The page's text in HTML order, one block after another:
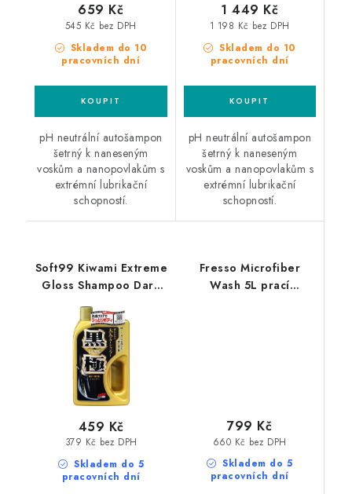
Skladem do 10
pracovních dní
545 Kč bez DPH
659 Kč
pH neutrální autošampon
šetrný k naneseným
voskům a nanopovlakům s
extrémní lubrikační
schopností.
Skladem do 10
pracovních dní
1 198 Kč bez DPH
1 449 Kč
pH neutrální autošampon
šetrný k naneseným
voskům a nanopovlakům s
extrémní lubrikační
schopností.
Soft99 Kiwami Extreme
Gloss Shampoo Dark
zintenzivňující
autošampon
Skladem do 5
pracovních dní
379 Kč bez DPH
459 Kč
Fresso Microfiber
Wash 5L prací
Skladem do 5
pracovních dní
660 Kč bez DPH
799 Kč